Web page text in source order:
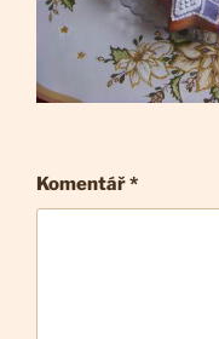
Komentář*